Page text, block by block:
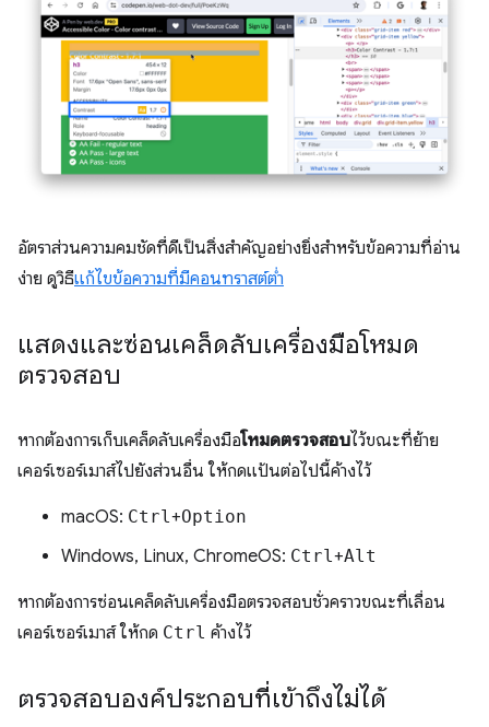
อัตราส่วนความคมชัดที่ดีเป็นสิ่งสําคัญอย่างยิ่งสําหรับข้อความที่อ่าน
ง่าย ดูวิธีแก้ไขข้อความที่มีคอนทราสต์ต่ำ
แสดงและซ่อนเคล็ดลับเครื่องมือโหมด
ตรวจสอบ
หากต้องการเก็บเคล็ดลับเครื่องมือโหมดตรวจสอบไว้ขณะที่ย้าย
เคอร์เซอร์เมาส์ไปยังส่วนอื่น ให้กดแป้นต่อไปนี้ค้างไว้
macOS: Ctrl+Option
Windows, Linux, ChromeOS: Ctrl+Alt
หากต้องการซ่อนเคล็ดลับเครื่องมือตรวจสอบชั่วคราวขณะที่เลื่อน
เคอร์เซอร์เมาส์ ให้กด Ctrl ค้างไว้
ตรวจสอบองค์ประกอบที่เข้าถึงไม่ได้